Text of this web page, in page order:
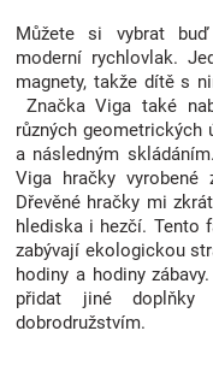
Můžete si vybrat
moderní rychlovlak.
magnety, takže dítě s
Značka Viga také
různých geometrických
a následným
Viga hračky
Dřevěné hračky mi
hlediska i hezčí. Tento
zabývají ekologickou
hodiny a hodiny
přidat jiné
dobrodružstvím.